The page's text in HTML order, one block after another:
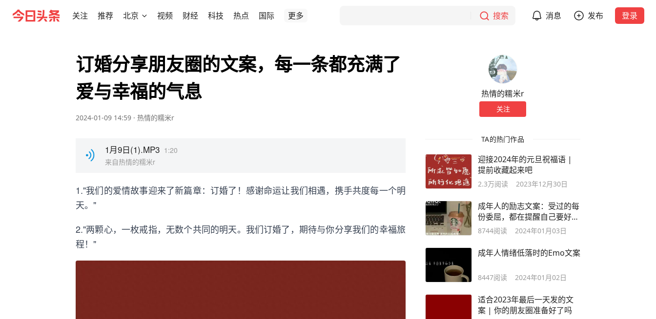
关注 推荐 北京 视频 财经 科技 热点 国际 更多 搜索 消息 发布 登录
订婚分享朋友圈的文案，每一条都充满了
爱与幸福的气息
2024-01-09 14:59 · 热情的糯米r
1月9日(1).MP3 1:20
来自热情的糯米r
1."我们的爱情故事迎来了新篇章：订婚了！感谢命运让我们相遇，携手共度每一个明
天。"
2."两颗心，一枚戒指，无数个共同的明天。我们订婚了，期待与你分享我们的幸福旅
程！"
热情的糯米r
关注
TA的热门作品
迎接2024年的元旦祝福语 |
提前收藏起来吧
2.3万阅读 2023年12月30日
成年人的励志文案：受过的每
份委屈，都在提醒自己要好好
努力了
8744阅读 2024年01月03日
成年人情绪低落时的Emo文案
8447阅读 2024年01月02日
适合2023年最后一天发的文
案 | 你的朋友圈准备好了吗